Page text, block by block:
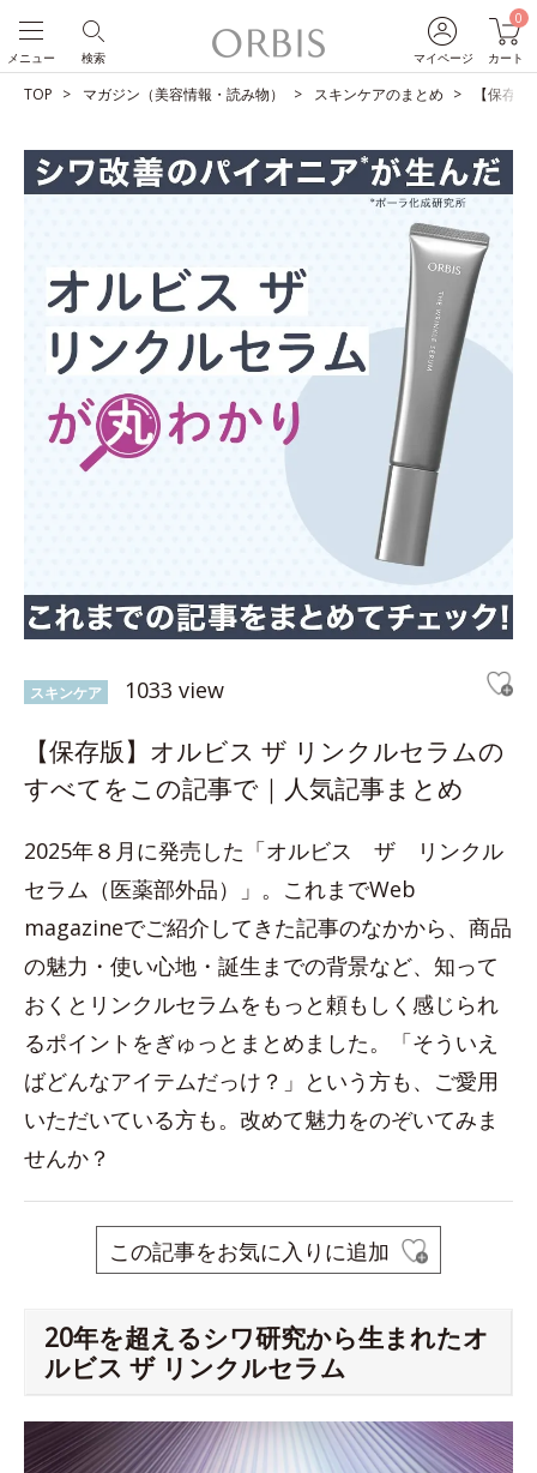
マイページ
0
カート
検索
メニュー
TOP マガジン（美容情報・読み物） スキンケアのまとめ 【保存
スキンケア 1033 view
【保存版】オルビス ザ リンクルセラムの
すべてをこの記事で｜人気記事まとめ
2025年８月に発売した「オルビス ザ リンクル
セラム（医薬部外品）」。これまでWeb
magazineでご紹介してきた記事のなかから、商品
の魅力・使い心地・誕生までの背景など、知って
おくとリンクルセラムをもっと頼もしく感じられ
るポイントをぎゅっとまとめました。「そういえ
ばどんなアイテムだっけ？」という方も、ご愛用
いただいている方も。改めて魅力をのぞいてみま
せんか？
この記事をお気に入りに追加
20年を超えるシワ研究から生まれたオ
ルビス ザ リンクルセラム